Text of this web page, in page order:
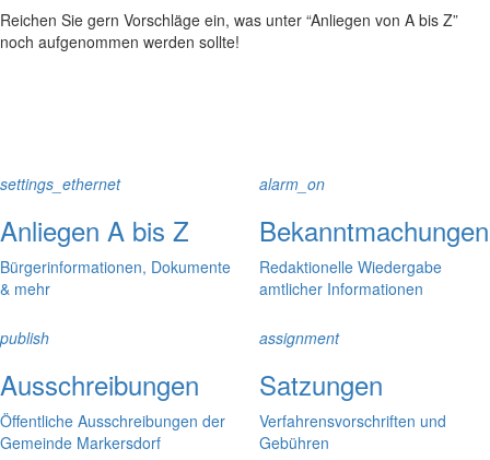
Reichen Sie gern Vorschläge ein, was unter “Anliegen von A bis Z”
noch aufgenommen werden sollte!
settings_ethernet
Anliegen A bis Z
Bürgerinformationen, Dokumente
& mehr
alarm_on
Bekanntmachungen
Redaktionelle Wiedergabe
amtlicher Informationen
publish
Ausschreibungen
Öffentliche Ausschreibungen der
Gemeinde Markersdorf
assignment
Satzungen
Verfahrensvorschriften und
Gebühren